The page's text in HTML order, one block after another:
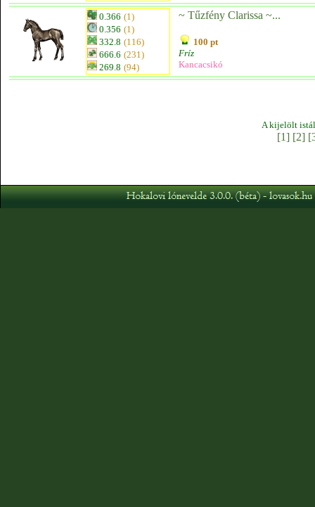
0.366 (1)
0.356 (1)
332.8 (116)
666.6 (231)
269.8 (94)
~ Tűzfény Clarissa ~...
100 pt
Fríz
Kancacsikó
A kijelölt
[1] [2]